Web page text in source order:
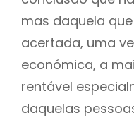
mas daquela
acertada, uma
económica, a
rentável
daquelas